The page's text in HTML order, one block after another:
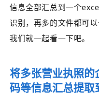
信息全部汇总到一个
识别，再多的文件都可
我们就一起看一下吧。
将多张营业执照
码等信息汇总提